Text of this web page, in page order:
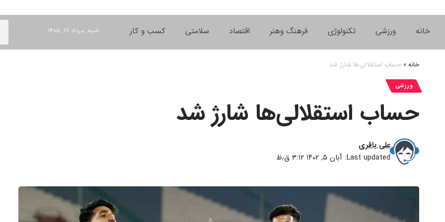
خانه ورزشی تکنولوژی فرهنگ وهنر اقتصاد سلامتی کسب و کار شنبه, مرداد ۱۷, ۱۴۰۵
خانه» حساب استقلالی‌ها شارژ شد
ورزشی
حساب استقلالی‌ها شارژ شد
Last updated: آبان ۵, ۱۴۰۲ ۳:۱۲ ق٫ظ
علی باقری